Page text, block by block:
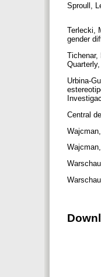
Sproull,
Terlecki,
gender
Tichenar,
Urbina-
Central